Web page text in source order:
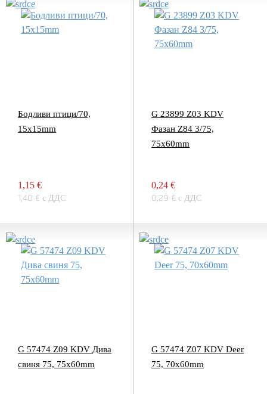
Бодливи птици/70,
15x15mm
1,15 €
1,40 € с ДДС
G 23899 Z03 KDV
Фазан Z84 3/75,
75x60mm
0,24 €
0,29 € с ДДС
G 57474 Z09 KDV Дива
свиня 75, 75x60mm
G 57474 Z07 KDV Deer
75, 70x60mm